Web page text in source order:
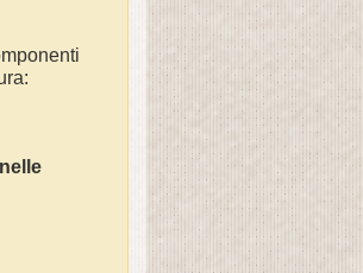
nelle